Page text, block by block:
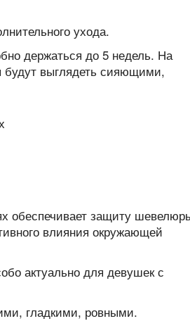
ухода.
держаться до 5 недель. На
будут выглядеть сияющими,
обеспечивает защиту
влияния окружающей
актуально для девушек с
гладкими, ровными.